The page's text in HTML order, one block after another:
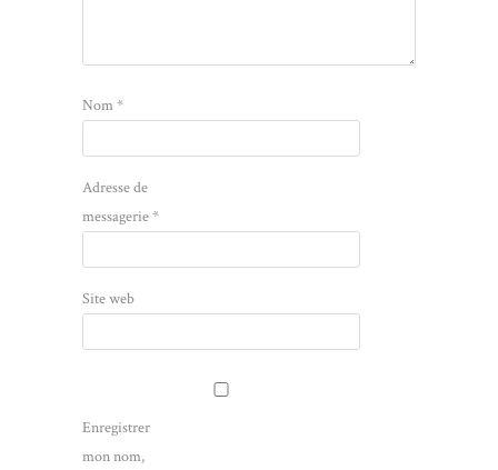
Nom*
Adresse de
messagerie*
Site web
Enregistrer
mon nom,